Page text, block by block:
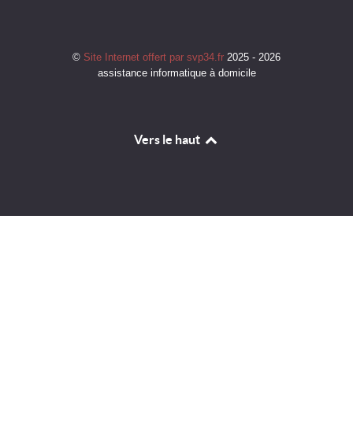
© Site Internet offert par svp34.fr 2025 - 2026
assistance informatique à domicile
Vers le haut